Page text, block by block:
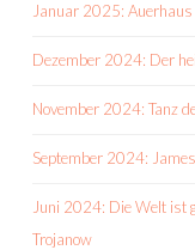
Januar 2025: Auerhaus
Dezember 2024: Der
November 2024: Tanz
September 2024:
Juni 2024: Die Welt ist
Trojanow